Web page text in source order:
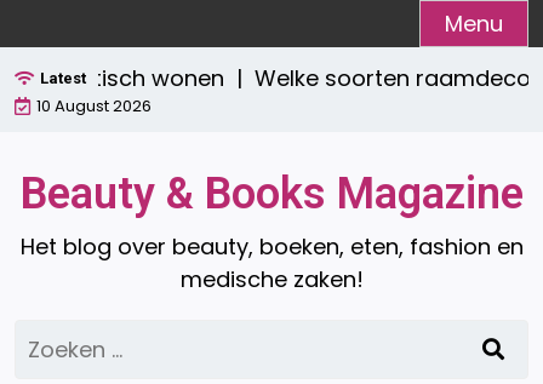
naar
de
inhoud
Menu
Latest
praktisch wonen |Welke soorten
10 August 2026
Beauty & Books Magazine
Het blog over beauty, boeken, eten, fashion en
medische zaken!
Zoeken
naar: